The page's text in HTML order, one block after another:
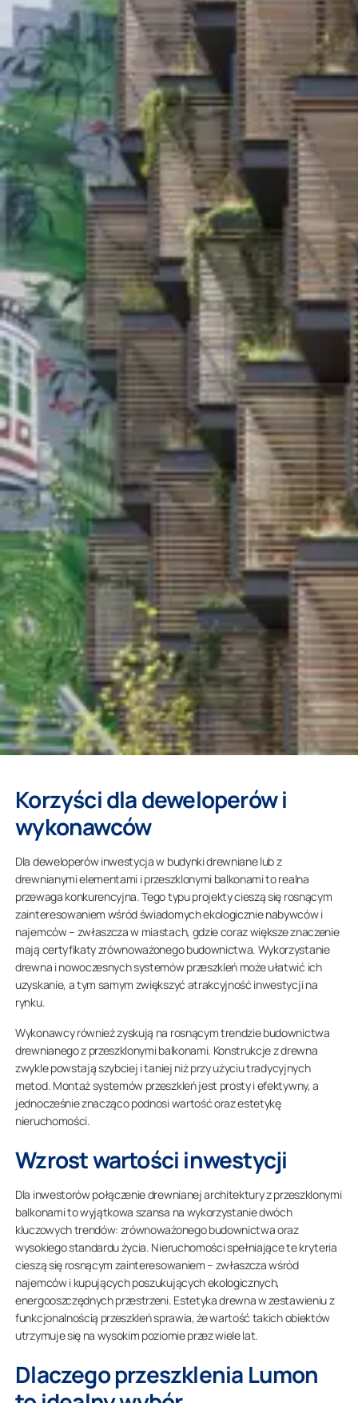
Korzyści dla deweloperów i
wykonawców
Dla deweloperów inwestycja w budynki drewniane lub z
drewnianymi elementami i przeszklonymi balkonami to realna
przewaga konkurencyjna. Tego typu projekty cieszą się rosnącym
zainteresowaniem wśród świadomych ekologicznie nabywców i
najemców – zwłaszcza w miastach, gdzie coraz większe znaczenie
mają certyfikaty zrównoważonego budownictwa. Wykorzystanie
drewna i nowoczesnych systemów przeszkleń może ułatwić ich
uzyskanie, a tym samym zwiększyć atrakcyjność inwestycji na
rynku.
Wykonawcy również zyskują na rosnącym trendzie budownictwa
drewnianego z przeszklonymi balkonami. Konstrukcje z drewna
zwykle powstają szybciej i taniej niż przy użyciu tradycyjnych
metod. Montaż systemów przeszkleń jest prosty i efektywny, a
jednocześnie znacząco podnosi wartość oraz estetykę
nieruchomości.
Wzrost wartości inwestycji
Dla inwestorów połączenie drewnianej architektury z przeszklonymi
balkonami to wyjątkowa szansa na wykorzystanie dwóch
kluczowych trendów: zrównoważonego budownictwa oraz
wysokiego standardu życia. Nieruchomości spełniające te kryteria
cieszą się rosnącym zainteresowaniem – zwłaszcza wśród
najemców i kupujących poszukujących ekologicznych,
energooszczędnych przestrzeni. Estetyka drewna w zestawieniu z
funkcjonalnością przeszkleń sprawia, że wartość takich obiektów
utrzymuje się na wysokim poziomie przez wiele lat.
Dlaczego przeszklenia Lumon